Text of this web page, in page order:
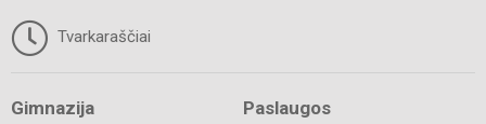
Tvarkaraščiai
Gimnazija Paslaugos